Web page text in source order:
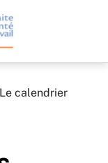
Le calendrier